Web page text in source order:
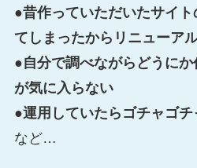
●昔作っていただいたサイ
てしまったからリニューア
●自分で調べながらどうに
が気に入らない
●運用していたらゴチャゴ
など…